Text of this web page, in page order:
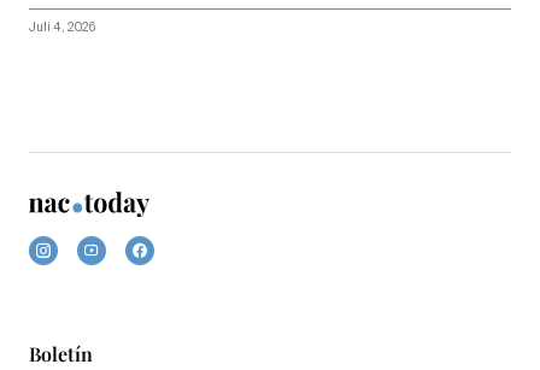
Juli 4, 2026
Boletín